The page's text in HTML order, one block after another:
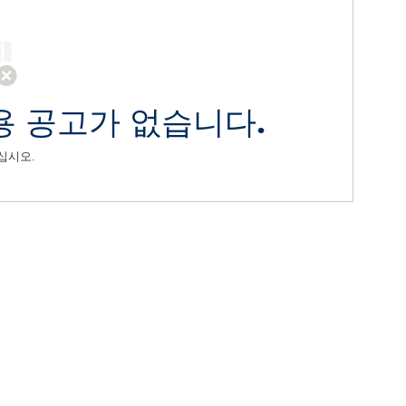
공고가 없습니다.
시오.